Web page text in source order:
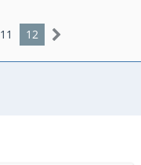
11 12